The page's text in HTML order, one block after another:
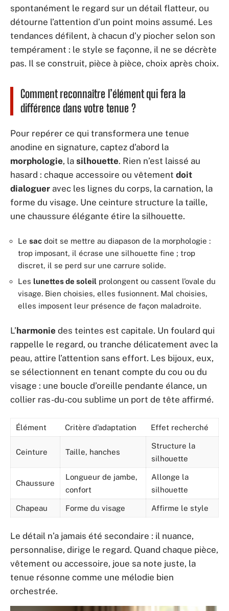
spontanément le regard sur un détail flatteur, ou
détourne l’attention d’un point moins assumé. Les
tendances défilent, à chacun d’y piocher selon son
tempérament : le style se façonne, il ne se décrète
pas. Il se construit, pièce à pièce, choix après choix.
Comment reconnaître l’élément qui fera la
différence dans votre tenue ?
Pour repérer ce qui transformera une tenue
anodine en signature, captez d’abord la
morphologie, la silhouette. Rien n’est laissé au
hasard : chaque accessoire ou vêtement doit
dialoguer avec les lignes du corps, la carnation, la
forme du visage. Une ceinture structure la taille,
une chaussure élégante étire la silhouette.
Le sac doit se mettre au diapason de la morphologie :
trop imposant, il écrase une silhouette fine ; trop
discret, il se perd sur une carrure solide.
Les lunettes de soleil prolongent ou cassent l’ovale du
visage. Bien choisies, elles fusionnent. Mal choisies,
elles imposent leur présence de façon maladroite.
L’harmonie des teintes est capitale. Un foulard qui
rappelle le regard, ou tranche délicatement avec la
peau, attire l’attention sans effort. Les bijoux, eux,
se sélectionnent en tenant compte du cou ou du
visage : une boucle d’oreille pendante élance, un
collier ras-du-cou sublime un port de tête affirmé.
Élément Critère d’adaptation Effet recherché
Ceinture Taille, hanches
Structure la
silhouette
Chaussure
Longueur de jambe,
confort
Allonge la
silhouette
Chapeau Forme du visage Affirme le style
Le détail n’a jamais été secondaire : il nuance,
personnalise, dirige le regard. Quand chaque pièce,
vêtement ou accessoire, joue sa note juste, la
tenue résonne comme une mélodie bien
orchestrée.